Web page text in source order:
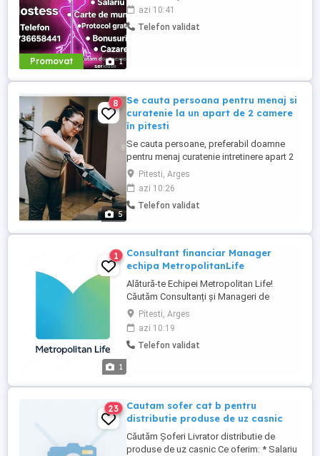
Promovat 1
aspecul fizic !! Dacă ai peste 18 ani, ești o
fire deschisă, sociabilă și fără inhibiții te
invităm să faci parte din echipa noastră
azi 10:41
Telefon validat
5
8
Se cauta persoana pentru menaj si
curatenie la un apart de 2 camere
în pitesti
Se cauta persoane, preferabil doamne
pentru menaj curatenie intretinere apart 2
camere în pitesti zona spitalul militar. Nu
se dau bani in avans Adecvat ca job part
time. 4 ore, o zi pe saptamana. 150 Ron
600 ron pe luna Nu deranjati inutil daca e
Multumim frumos ...
Pitesti, Arges
azi 10:26
Telefon validat
1
1
Consultant financiar Manager
echipa MetropolitanLife
Alătură-te Echipei Metropolitan Life!
Căutăm Consultanți și Manageri de
VânzăriVrei o carieră în care efortul îți este
recunoscut direct prin venituri?La
Metropolitan Life (parte din grupul global
MetLife), protejăm viitorul financiar al
Pitesti, Arges
azi 10:19
Telefon validat
23
Cautam sofer cat b pentru
distributie produse de uz casnic
Căutăm Șoferi Livrator distributie de
produse de uz casnic Ce oferim: * Salariu